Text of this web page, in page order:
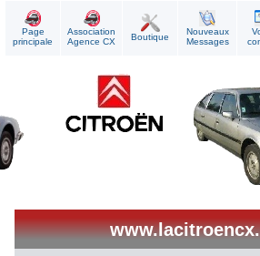
Page
principale
Association
Agence CX
Boutique
Nouveaux
Messages